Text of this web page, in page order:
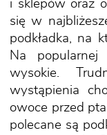
i sklepów oraz
się w
podkładka, na
Na popularnej
wysokie.
wystąpienia
owoce przed
polecane są